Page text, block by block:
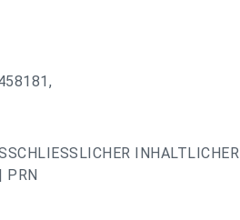
INHALTLICHER
PRN